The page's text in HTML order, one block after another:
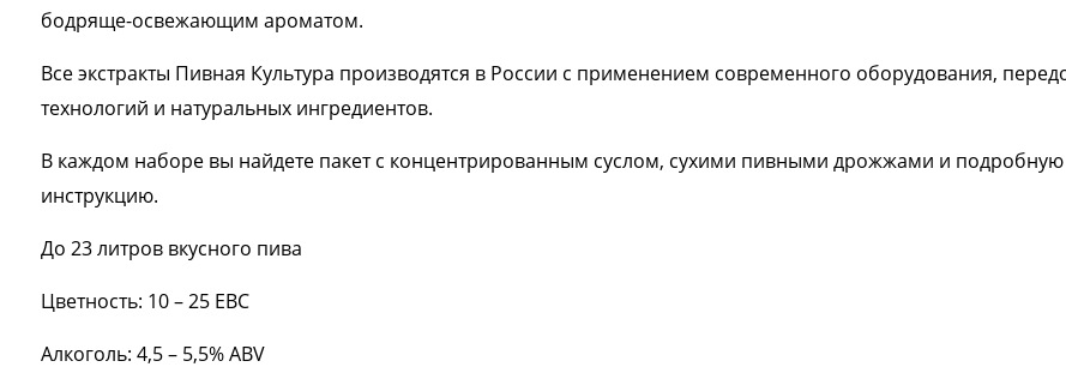
бодряще-освежающим ароматом.
Все экстракты Пивная Культура производятся в России с применением современного оборудования,
технологий и натуральных ингредиентов.
В каждом наборе вы найдете пакет с концентрированным суслом, сухими пивными дрожжами и подробную
инструкцию.
До 23 литров вкусного пива
Цветность: 10 – 25 EBC
Алкоголь: 4,5 – 5,5% ABV